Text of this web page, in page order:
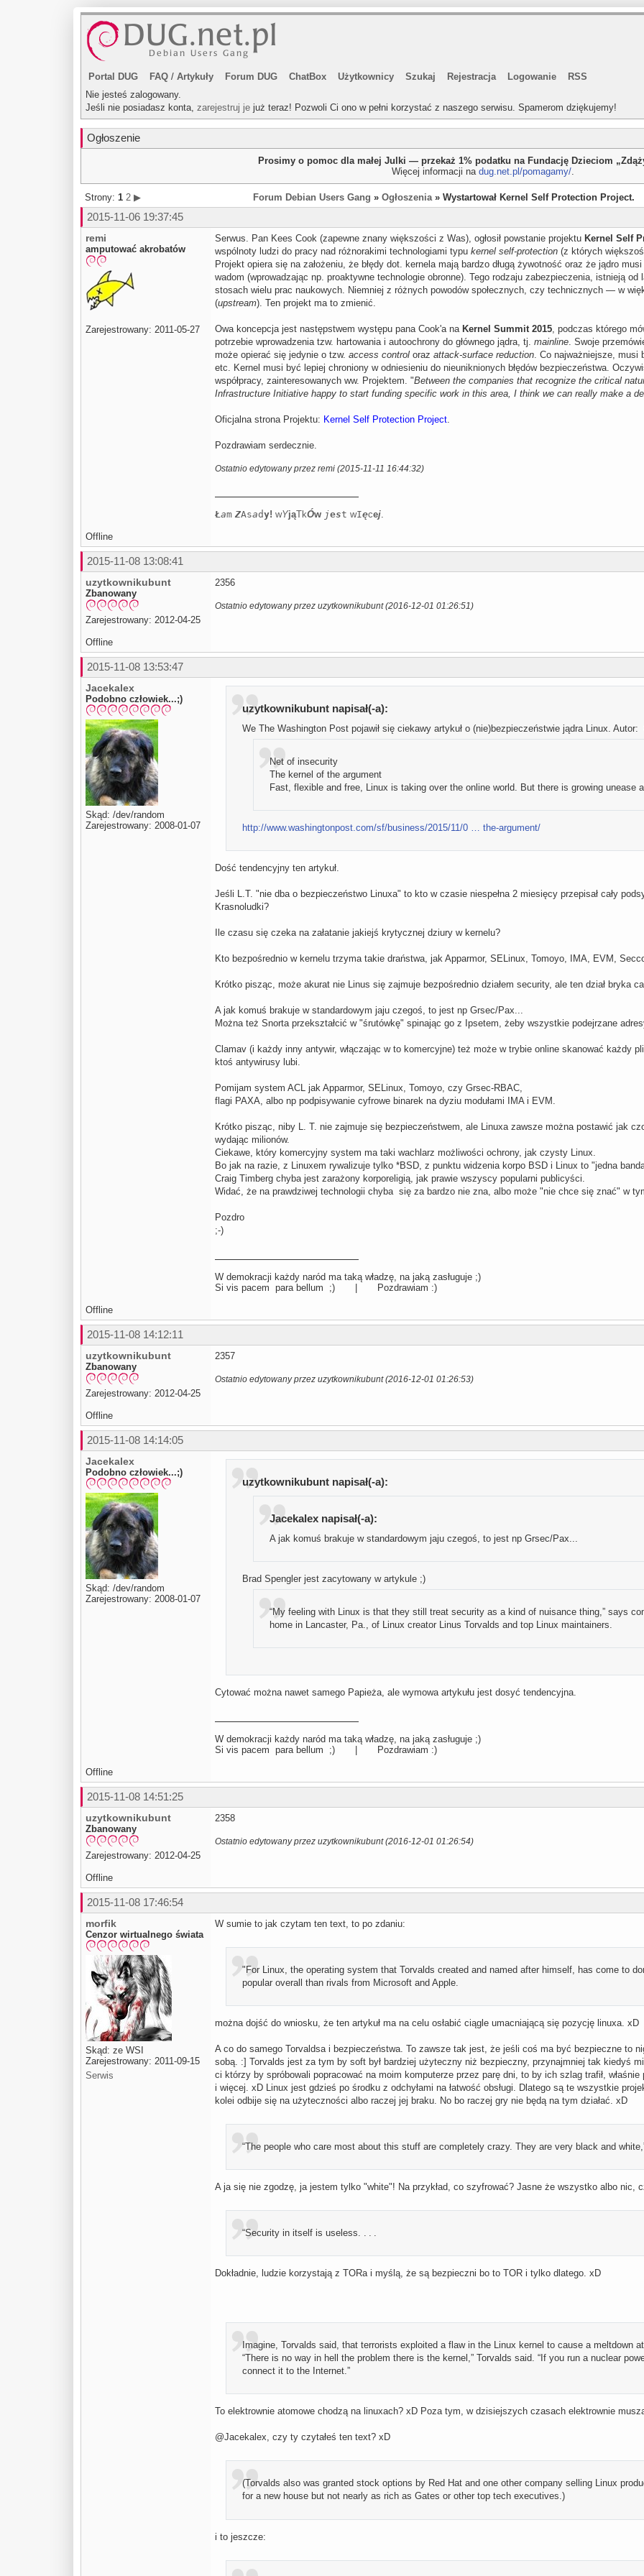
Portal DUG FAQ / Artykuły Forum DUG ChatBox Użytkownicy Szukaj Rejestracja Logowanie
RSS
Nie jesteś zalogowany.
Jeśli nie posiadasz konta, zarejestruj je już teraz! Pozwoli Ci ono w pełni korzystać z naszego serwisu. Spamerom dziękujemy!
Ogłoszenie
Prosimy o pomoc dla małej Julki — przekaż 1% podatku na Fundację Dzieciom
Więcej informacji na dug.net.pl/pomagamy/.
Strony: 1 2 ▶ Forum Debian Users Gang » Ogłoszenia» Wystartował Kernel Self Protection Project.
2015-11-06 19:37:45
remi
amputować akrobatów
Zarejestrowany: 2011-05-27
Serwus. Pan Kees Cook (zapewne znany większości z Was), ogłosił powstanie projektu Kernel Self
wspólnoty ludzi do pracy nad różnorakimi technologiami typu kernel self-protection (z których
Projekt opiera się na założeniu, że błędy dot. kernela mają bardzo długą żywotność oraz że jądro
wadom (wprowadzając np. proaktywne technologie obronne). Tego rodzaju zabezpieczenia, istnieją
stosach wielu prac naukowych. Niemniej z różnych powodów społecznych, czy technicznych — w
(upstream). Ten projekt ma to zmienić.
Owa koncepcja jest następstwem występu pana Cook'a na Kernel Summit 2015, podczas którego
potrzebie wprowadzenia tzw. hartowania i autoochrony do głównego jądra, tj. mainline. Swoje
może opierać się jedynie o tzw. access control oraz attack-surface reduction. Co najważniejsze, musi
etc. Kernel musi być lepiej chroniony w odniesieniu do nieuniknionych błędów bezpieczeństwa.
współpracy, zainteresowanych ww. Projektem. "Between the companies that recognize the critical
Infrastructure Initiative happy to start funding specific work in this area, I think we can really make a
Oficjalna strona Projektu: Kernel Self Protection Project.
Pozdrawiam serdecznie.
Ostatnio edytowany przez remi (2015-11-11 16:44:32)
Łam ZAsady! wYjąTkÓw jest wIęcej.
Offline
2015-11-08 13:08:41
uzytkownikubunt
Zbanowany
Zarejestrowany: 2012-04-25
2356
Ostatnio edytowany przez uzytkownikubunt (2016-12-01 01:26:51)
Offline
2015-11-08 13:53:47
Jacekalex
Podobno człowiek...;)
Skąd: /dev/random
Zarejestrowany: 2008-01-07
uzytkownikubunt napisał(-a):
We The Washington Post pojawił się ciekawy artykuł o (nie)bezpieczeństwie jądra Linux.
Net of insecurity
The kernel of the argument
Fast, flexible and free, Linux is taking over the online world. But there is growing unease
http://www.washingtonpost.com/sf/business/2015/11/0 … the-argument/
Dość tendencyjny ten artykuł.
Jeśli L.T. "nie dba o bezpieczeństwo Linuxa" to kto w czasie niespełna 2 miesięcy przepisał cały
Krasnoludki?
Ile czasu się czeka na załatanie jakiejś krytycznej dziury w kernelu?
Kto bezpośrednio w kernelu trzyma takie draństwa, jak Apparmor, SELinux, Tomoyo, IMA, EVM,
Krótko pisząc, może akurat nie Linus się zajmuje bezpośrednio działem security, ale ten dział bryka
A jak komuś brakuje w standardowym jaju czegoś, to jest np Grsec/Pax...
Można też Snorta przekształcić w "śrutówkę" spinając go z Ipsetem, żeby wszystkie podejrzane
Clamav (i każdy inny antywir, włączając w to komercyjne) też może w trybie online skanować każdy
ktoś antywirusy lubi.
Pomijam system ACL jak Apparmor, SELinux, Tomoyo, czy Grsec-RBAC,
flagi PAXA, albo np podpisywanie cyfrowe binarek na dyziu modułami IMA i EVM.
Krótko pisząc, niby L. T. nie zajmuje się bezpieczeństwem, ale Linuxa zawsze można postawić jak
wydając milionów.
Ciekawe, który komercyjny system ma taki wachlarz możliwości ochrony, jak czysty Linux.
Bo jak na razie, z Linuxem rywalizuje tylko *BSD, z punktu widzenia korpo BSD i Linux to "jedna
Craig Timberg chyba jest zarażony korporeligią, jak prawie wszyscy popularni publicyści.
Widać, że na prawdziwej technologii chyba się za bardzo nie zna, albo może "nie chce się znać" w
Pozdro
;-)
W demokracji każdy naród ma taką władzę, na jaką zasługuje ;)
Si vis pacem para bellum ;) | Pozdrawiam :)
Offline
2015-11-08 14:12:11
uzytkownikubunt
Zbanowany
Zarejestrowany: 2012-04-25
2357
Ostatnio edytowany przez uzytkownikubunt (2016-12-01 01:26:53)
Offline
2015-11-08 14:14:05
Jacekalex
Podobno człowiek...;)
Skąd: /dev/random
Zarejestrowany: 2008-01-07
uzytkownikubunt napisał(-a):
Jacekalex napisał(-a):
A jak komuś brakuje w standardowym jaju czegoś, to jest np Grsec/Pax...
Brad Spengler jest zacytowany w artykule ;)
“My feeling with Linux is that they still treat security as a kind of nuisance thing,” says
home in Lancaster, Pa., of Linux creator Linus Torvalds and top Linux maintainers.
Cytować można nawet samego Papieża, ale wymowa artykułu jest dosyć tendencyjna.
W demokracji każdy naród ma taką władzę, na jaką zasługuje ;)
Si vis pacem para bellum ;) | Pozdrawiam :)
Offline
2015-11-08 14:51:25
uzytkownikubunt
Zbanowany
Zarejestrowany: 2012-04-25
2358
Ostatnio edytowany przez uzytkownikubunt (2016-12-01 01:26:54)
Offline
2015-11-08 17:46:54
morfik
Cenzor wirtualnego świata
Skąd: ze WSI
Zarejestrowany: 2011-09-15
Serwis
W sumie to jak czytam ten text, to po zdaniu:
"For Linux, the operating system that Torvalds created and named after himself, has come to
popular overall than rivals from Microsoft and Apple.
można dojść do wniosku, że ten artykuł ma na celu osłabić ciągle umacniającą się pozycję linuxa. xD
A co do samego Torvaldsa i bezpieczeństwa. To zawsze tak jest, że jeśli coś ma być bezpieczne to
sobą. :] Torvalds jest za tym by soft był bardziej użyteczny niż bezpieczny, przynajmniej tak kiedyś
ci którzy by spróbowali popracować na moim komputerze przez parę dni, to by ich szlag trafił,
i więcej. xD Linux jest gdzieś po środku z odchyłami na łatwość obsługi. Dlatego są te wszystkie
kolei odbije się na użyteczności albo raczej jej braku. No bo raczej gry nie będą na tym działać. xD
“The people who care most about this stuff are completely crazy. They are very black and
A ja się nie zgodzę, ja jestem tylko "white"! Na przykład, co szyfrować? Jasne że wszystko albo nic,
“Security in itself is useless. . . .
Dokładnie, ludzie korzystają z TORa i myślą, że są bezpieczni bo to TOR i tylko dlatego. xD
Imagine, Torvalds said, that terrorists exploited a flaw in the Linux kernel to cause a meltdown
“There is no way in hell the problem there is the kernel,” Torvalds said. “If you run a nuclear
connect it to the Internet.”
To elektrownie atomowe chodzą na linuxach? xD Poza tym, w dzisiejszych czasach elektrownie
@Jacekalex, czy ty czytałeś ten text? xD
(Torvalds also was granted stock options by Red Hat and one other company selling Linux
for a new house but not nearly as rich as Gates or other top tech executives.)
i to jeszcze: